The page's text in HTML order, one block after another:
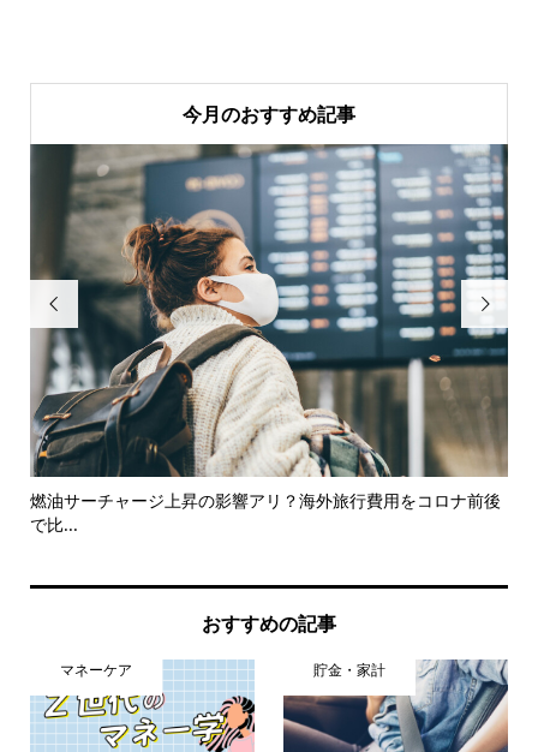
今月のおすすめ記事

燃油サーチャージ上昇の影響アリ？海外旅行費用をコロナ前後
で比...

おすすめの記事
マネーケア 貯金・家計